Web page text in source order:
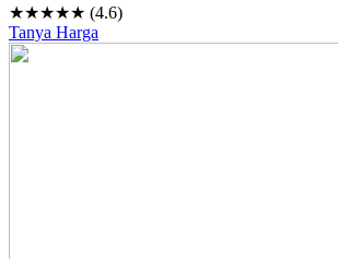
★★★★★ (4.6)
Tanya Harga